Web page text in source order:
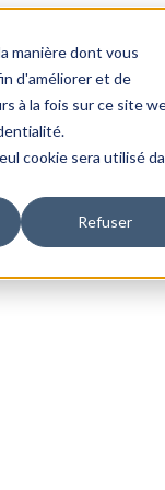
manière dont vous
d'améliorer et de
à la fois sur ce site
cookie sera utilisé
Refuser